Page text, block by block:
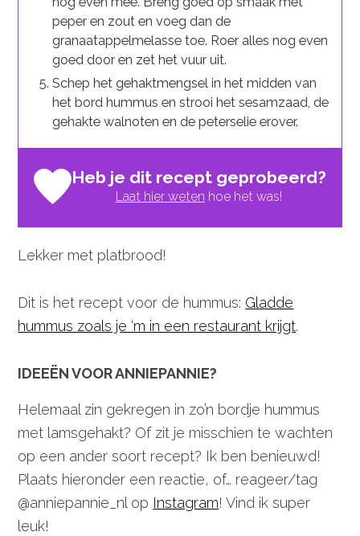
peper en zout en voeg dan de
granaatappelmelasse toe. Roer alles nog even
goed door en zet het vuur uit.
Schep het gehaktmengsel in het midden van
het bord hummus en strooi het sesamzaad, de
gehakte walnoten en de peterselie erover.
Heb je dit recept geprobeerd?
Laat hier weten hoe het was!
Lekker met platbrood!
Dit is het recept voor de hummus: Gladde
hummus zoals je ‘m in een restaurant krijgt.
IDEEËN VOOR ANNIEPANNIE?
Helemaal zin gekregen in zo’n bordje hummus
met lamsgehakt? Of zit je misschien te wachten
op een ander soort recept? Ik ben benieuwd!
Plaats hieronder een reactie, of… reageer/tag
@anniepannie_nl op Instagram! Vind ik super
leuk!